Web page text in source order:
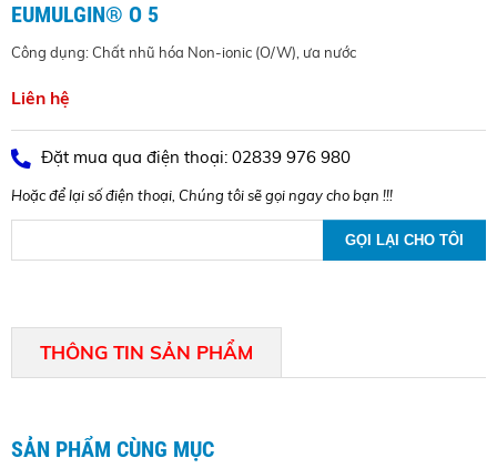
EUMULGIN® O 5
Công dụng: Chất nhũ hóa Non-ionic (O/W), ưa nước
Liên hệ
Đặt mua qua điện thoại: 02839 976 980
Hoặc để lại số điện thoại, Chúng tôi sẽ gọi ngay cho bạn !!!
THÔNG TIN SẢN PHẨM
SẢN PHẨM CÙNG MỤC